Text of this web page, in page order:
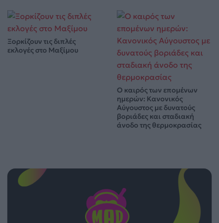
Ξορκίζουν τις διπλές
εκλογές στο Μαξίμου
Ο καιρός των επομένων
ημερών: Κανονικός
Αύγουστος με δυνατούς
βοριάδες και σταδιακή
άνοδο της θερμοκρασίας